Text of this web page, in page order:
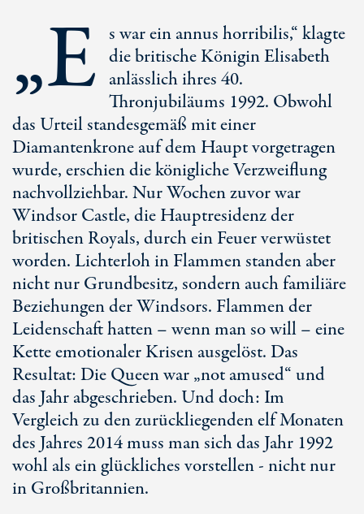
„E s war ein annus horribilis,“ klagte
die britische Königin Elisabeth
anlässlich ihres 40.
Thronjubiläums 1992. Obwohl
das Urteil standesgemäß mit einer
Diamantenkrone auf dem Haupt vorgetragen
wurde, erschien die königliche Verzweiflung
nachvollziehbar. Nur Wochen zuvor war
Windsor Castle, die Hauptresidenz der
britischen Royals, durch ein Feuer verwüstet
worden. Lichterloh in Flammen standen aber
nicht nur Grundbesitz, sondern auch familiäre
Beziehungen der Windsors. Flammen der
Leidenschaft hatten – wenn man so will – eine
Kette emotionaler Krisen ausgelöst. Das
Resultat: Die Queen war „not amused“ und
das Jahr abgeschrieben. Und doch: Im
Vergleich zu den zurückliegenden elf Monaten
des Jahres 2014 muss man sich das Jahr 1992
wohl als ein glückliches vorstellen - nicht nur
in Großbritannien.